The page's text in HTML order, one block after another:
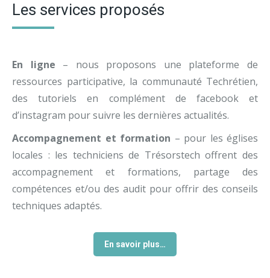
Les services proposés
En ligne – nous proposons une plateforme de
ressources participative, la communauté Techrétien,
des tutoriels en complément de facebook et
d’instagram pour suivre les dernières actualités.
Accompagnement et formation – pour les églises
locales : les techniciens de Trésorstech offrent des
accompagnement et formations, partage des
compétences et/ou des audit pour offrir des conseils
techniques adaptés.
En savoir plus…